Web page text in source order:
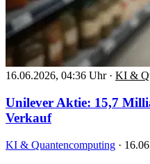
16.06.2026, 04:36 Uhr · KI &
Unilever Aktie: 15,7
Verkauf
KI & Quantencomputing ·